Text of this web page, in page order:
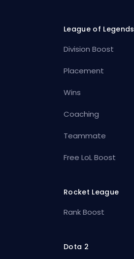
League of Legends
Division Boost
Placement
Wins
Coaching
Teammate
Free LoL Boost
Rocket League
Rank Boost
Dota 2